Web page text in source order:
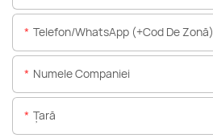
Telefon/WhatsApp (+Cod De Zonă)
Numele Companiei
Ţară